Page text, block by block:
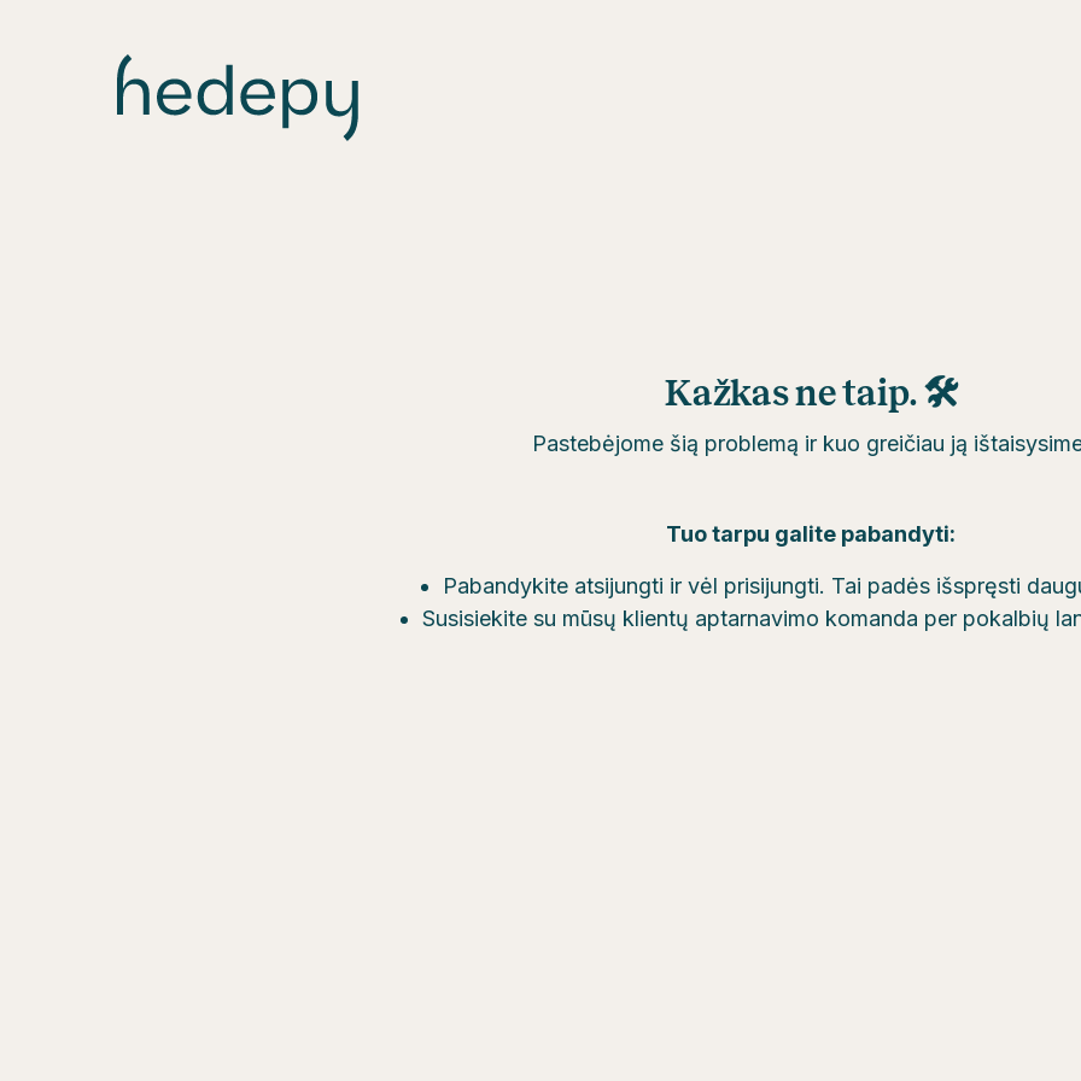
Kažkas ne taip. 🛠
Pastebėjome šią problemą ir kuo greičiau ją
Tuo tarpu galite pabandyti:
Pabandykite atsijungti ir vėl prisijungti. Tai padės išspręsti
Susisiekite su mūsų klientų aptarnavimo komanda per pokalbių